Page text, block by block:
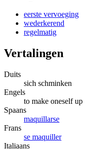
eerste vervoeging
wederkerend
regelmatig
Vertalingen
Duits
sich schminken
Engels
to make oneself up
Spaans
maquillarse
Frans
se maquiller
Italiaans